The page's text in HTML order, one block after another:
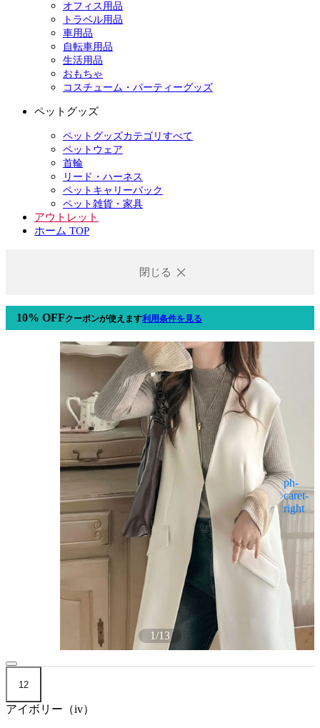
オフィス用品
トラベル用品
車用品
自転車用品
生活用品
おもちゃ
コスチューム・パーティーグッズ
ペットグッズ
ペットグッズカテゴリすべて
ペットウェア
首輪
リード・ハーネス
ペットキャリーバック
ペット雑貨・家具
アウトレット
ホーム TOP
閉じる
10% OFFクーポンが使えます利用条件を見る
1/13
12
アイボリー（iv）